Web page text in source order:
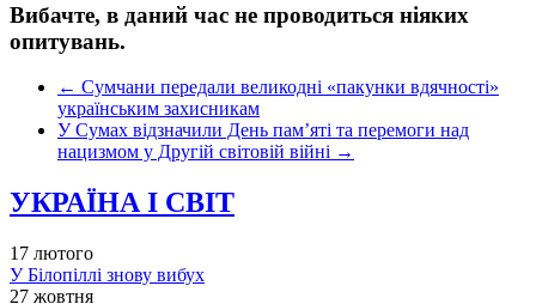
Вибачте, в даний час не проводиться ніяких
опитувань.
← Сумчани передали великодні «пакунки вдячності»
українським захисникам
У Сумах відзначили День пам’яті та перемоги над
нацизмом у Другій світовій війні →
УКРАЇНА І СВІТ
17 лютого
У Білопіллі знову вибух
27 жовтня